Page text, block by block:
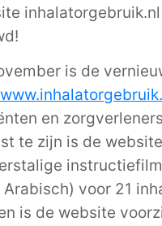
is de
en
te zijn is de
Arabisch) voor 21
is de website